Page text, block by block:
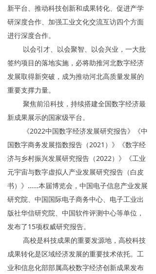
新平台、推动科技创新和成果转化、促进产学
研深度合作、加强工业文化交流互访四个方面
进行深度合作。
以会引才、以会聚智、以会兴业，一大批
签约项目的落地实施，必将助推河北数字经济
发展取得新突破，成为推动河北高质量发展的
重要支撑力量。
聚焦前沿科技，持续搭建全国数字经济最
新成果展示的国家级平台。
《2022中国数字经济发展研究报告》《中
国数字商务发展指数报告（2021）》《数字经
济与乡村振兴发展研究报告（2022）》《工业
元宇宙与数字虚拟人产业发展研究报告（白皮
书）》……本届博览会，中国电子信息产业发展
研究院、中国国际电子商务中心、电子工业出
版社华信研究院、中国软件评测中心等单位，
发布了15项权威研究报告。
高校是科技成果的重要发源地，高校科技
成果转化是区域经济发展的重要技术依托。工
业和信息化部部属高校数字经济创新成果发布